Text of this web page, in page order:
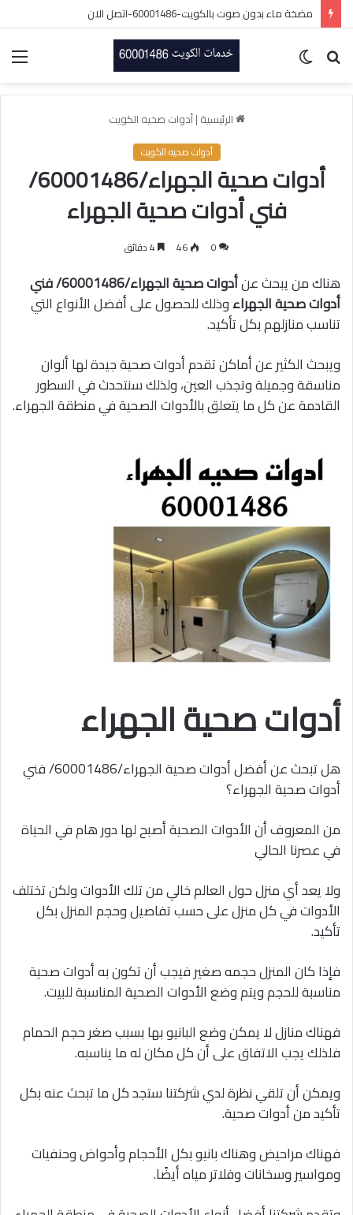
مضخة ماء بدون صوت بالكويت-60001486-اتصل الان
بحث
الرئيسية |أدوات صحيه الكويت
أدوات صحيه الكويت
أدوات صحية الجهراء/60001486/
فني أدوات صحية الجهراء
0
46
هناك من يبحث عن
أدوات صحية الجهراء/60001486/ فني
أدوات صحية الجهراءوذلك للحصول على أفضل الأنواع التي
تناسب منازلهم بكل تأكيد.
ويبحث الكثير عن أماكن تقدم أدوات صحية جيدة لها ألوان
مناسقة وجميلة وتجذب العين، ولذلك سنتحدث في السطور
القادمة عن كل ما يتعلق بالأدوات الصحية في منطقة الجهراء.
أدوات صحية الجهراء
هل تبحث عن أفضل أدوات صحية الجهراء/60001486/ فني
أدوات صحية الجهراء؟
من المعروف أن الأدوات الصحية أصبح لها دور هام في الحياة
في عصرنا الحالي
ولا يعد أي منزل حول العالم خالي من تلك الأدوات ولكن تختلف
الأدوات في كل منزل على حسب تفاصيل وحجم المنزل بكل
تأكيد.
فإذا كان المنزل حجمه صغير فيجب أن تكون به أدوات صحية
مناسبة للحجم ويتم وضع الأدوات الصحية المناسبة للبيت.
فهناك منازل لا يمكن وضع البانيو بها بسبب صغر حجم الحمام
فلذلك يجب الاتفاق على أن كل مكان له ما يناسبه.
ويمكن أن تلقي نظرة لدي شركتنا ستجد كل ما تبحث عنه بكل
تأكيد من أدوات صحية.
فهناك مراحيض وهناك بانيو بكل الأحجام وأحواض وحنفيات
ومواسير وسخانات وفلاتر مياه أيضًا.